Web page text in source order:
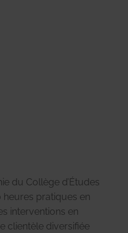
du Collège d’Études
heures pratiques en
interventions en
clientèle diversifiée